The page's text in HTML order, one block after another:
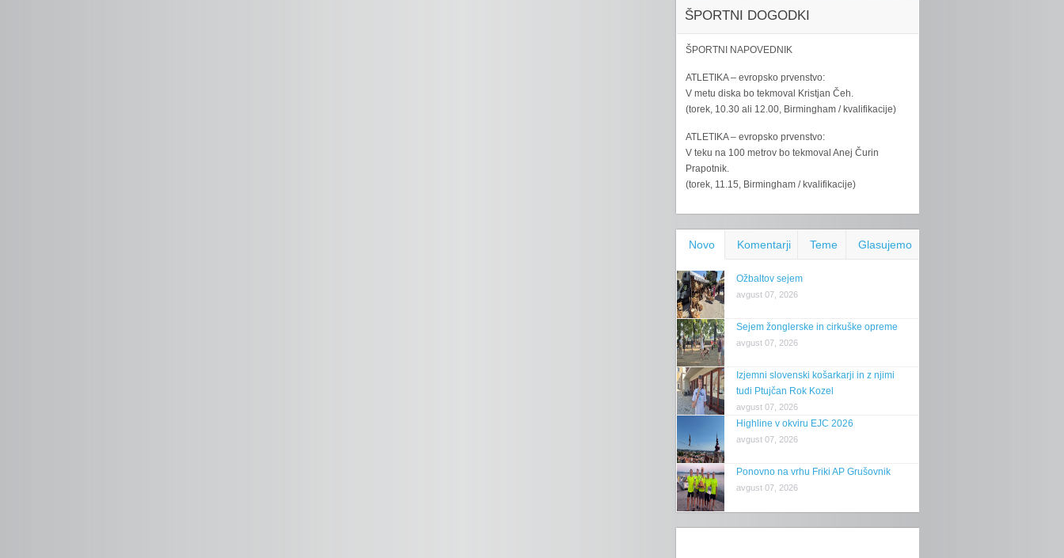
ŠPORTNI DOGODKI
ŠPORTNI NAPOVEDNIK
ATLETIKA – evropsko prvenstvo:
V metu diska bo tekmoval Kristjan Čeh.
(torek, 10.30 ali 12.00, Birmingham / kvalifikacije)
ATLETIKA – evropsko prvenstvo:
V teku na 100 metrov bo tekmoval Anej Čurin
Prapotnik.
(torek, 11.15, Birmingham / kvalifikacije)
Novo Komentarji Teme Glasujemo
Ožbaltov sejem
avgust 07, 2026
Sejem žonglerske in cirkuške opreme
avgust 07, 2026
Izjemni slovenski košarkarji in z njimi
tudi Ptujčan Rok Kozel
avgust 07, 2026
Highline v okviru EJC 2026
avgust 07, 2026
Ponovno na vrhu Friki AP Grušovnik
avgust 07, 2026